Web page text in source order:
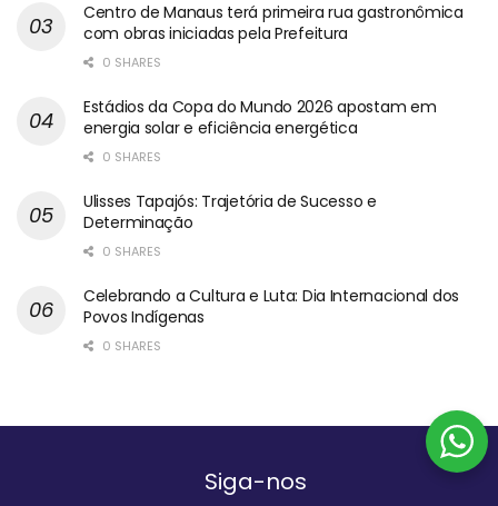
Centro de Manaus terá primeira rua gastronômica
com obras iniciadas pela Prefeitura
0 SHARES
Estádios da Copa do Mundo 2026 apostam em
energia solar e eficiência energética
0 SHARES
Ulisses Tapajós: Trajetória de Sucesso e
Determinação
0 SHARES
Celebrando a Cultura e Luta: Dia Internacional dos
Povos Indígenas
0 SHARES
Siga-nos